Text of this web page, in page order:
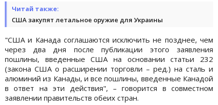
Читай также:
США закупят летальное оружие для Украины
"США и Канада соглашаются исключить не позднее, чем
через два дня после публикации этого заявления
пошлины, введенные США на основании статьи 232
(закона США о расширении торговли – ред.) на сталь и
алюминий из Канады, и все пошлины, введенные Канадой
в ответ на эти действия", – говорится в совместном
заявлении правительств обеих стран.